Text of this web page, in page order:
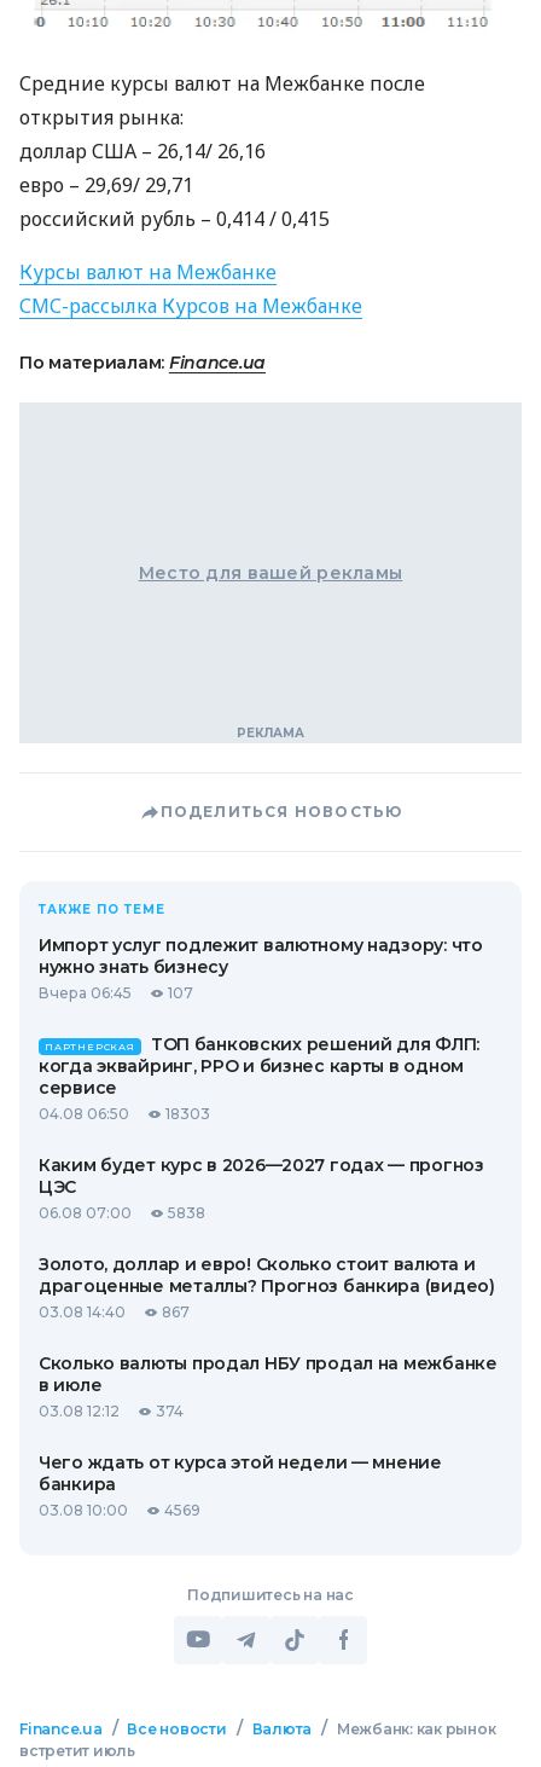
Средние курсы валют на Межбанке после
открытия рынка:
долларСША – 26,14/ 26,16
евро – 29,69/ 29,71
российский рубль – 0,414 / 0,415
Курсы валют на Межбанке
СМС-рассылка Курсов на Межбанке
По материалам: Finance.ua
Место для вашей рекламы
ПОДЕЛИТЬСЯ НОВОСТЬЮ
ТАКЖЕ ПО ТЕМЕ
Импорт услуг подлежит валютному надзору: что
нужно знать бизнесу
Вчера 06:45 107
ПАРТНЕРСКАЯ
ТОП банковских решений для ФЛП:
когда эквайринг, РРО и бизнес карты в одном
сервисе
04.08 06:50 18303
Каким будет курс в 2026—2027 годах — прогноз
ЦЭС
06.08 07:00 5838
Золото, доллар и евро! Сколько стоит валюта и
драгоценные металлы? Прогноз банкира (видео)
03.08 14:40 867
Сколько валюты продал НБУ продал на межбанке
в июле
03.08 12:12 374
Чего ждать от курса этой недели — мнение
банкира
03.08 10:00 4569
Подпишитесь на нас
Finance.ua / Все новости / Валюта /
Межбанк: как рынок
встретит июль